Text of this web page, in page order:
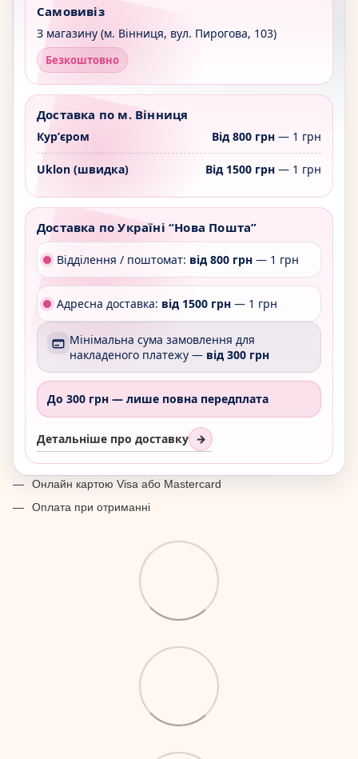
Самовивіз
З магазину (м. Вінниця, вул. Пирогова, 103)
Безкоштовно
Доставка по м. Вінниця
Курʼєром Від 800 грн— 1 грн
Uklon (швидка) Від 1500 грн— 1 грн
Доставка по Україні “Нова Пошта”
Відділення / поштомат: від 800 грн — 1 грн
Адресна доставка: від 1500 грн — 1 грн
Мінімальна сума замовлення для
накладеного платежу — від 300 грн
До 300 грн — лише повна передплата
Детальніше про доставку →
Онлайн картою Visa або Mastercard
Оплата при отриманні